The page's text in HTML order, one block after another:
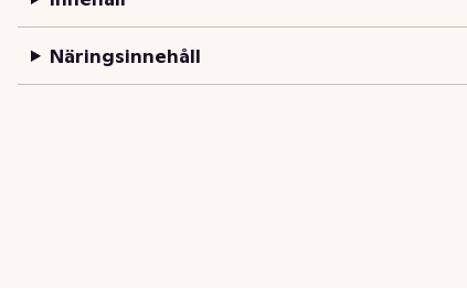
Näringsinnehåll